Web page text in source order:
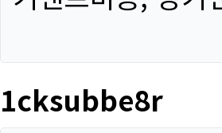
1cksubbe8r